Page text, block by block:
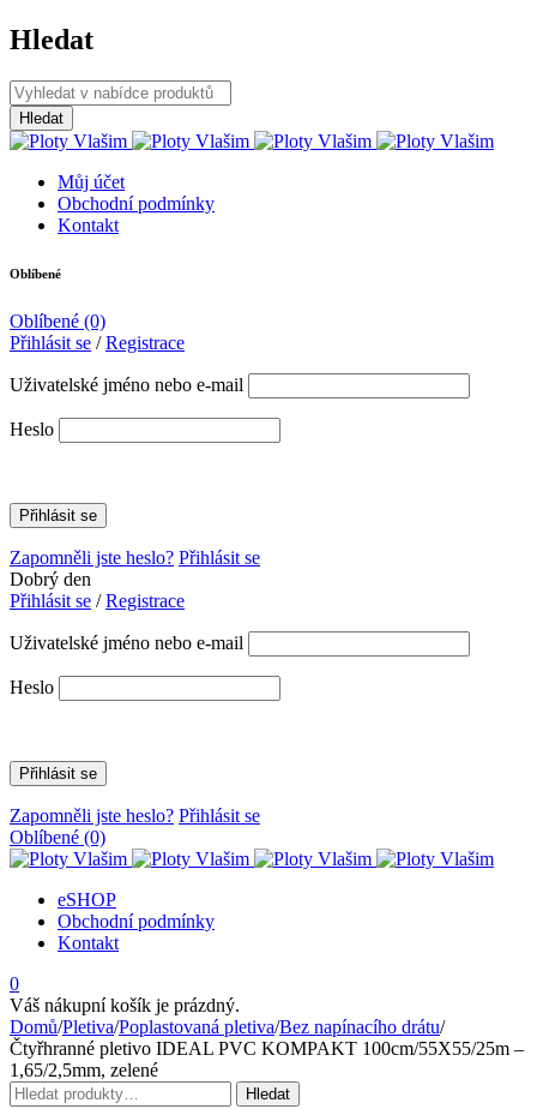
Hledat
Můj účet
Obchodní podmínky
Kontakt
Oblíbené
Oblíbené (0)
Přihlásit se /Registrace
Uživatelské jméno nebo e-mail
Heslo
Zapomněli jste heslo? Přihlásit se
Dobrý den
Přihlásit se /Registrace
Uživatelské jméno nebo e-mail
Heslo
Zapomněli jste heslo? Přihlásit se
Oblíbené (0)
eSHOP
Obchodní podmínky
Kontakt
0
Váš nákupní košík je prázdný.
Domů/Pletiva/Poplastovaná pletiva/Bez napínacího drátu/
Čtyřhranné pletivo IDEAL PVC KOMPAKT 100cm/55X55/25m –
1,65/2,5mm, zelené
Hledat:
Hledat